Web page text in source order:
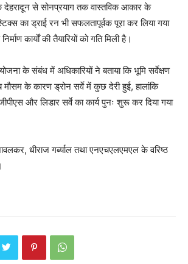
देहरादून से सोनप्रयाग तक वास्तविक आकार के
का ड्राई रन भी सफलतापूर्वक पूरा कर लिया गया
कार्यों की तैयारियों को गति मिली है।
के संबंध में अधिकारियों ने बताया कि भूमि सर्वेक्षण
मौसम के कारण ड्रोन सर्वे में कुछ देरी हुई, हालांकि
और लिडार सर्वे का कार्य पुनः शुरू कर दिया गया
धीराज गर्ब्याल तथा एनएचएलएमएल के वरिष्ठ